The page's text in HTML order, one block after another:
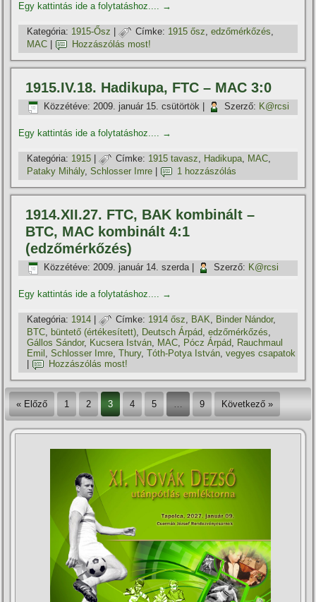
Egy kattintás ide a folytatáshoz.... →
Kategória: 1915-Ősz | Címke: 1915 ősz,edzőmérkőzés,
MAC
Hozzászólás most!
1915.IV.18. Hadikupa, FTC – MAC 3:0
Közzétéve: 2009. január 15. csütörtök Szerző: K@rcsi
Egy kattintás ide a folytatáshoz.... →
Kategória: 1915 | Címke: 1915 tavasz, Hadikupa, MAC,
Pataky Mihály,Schlosser Imre 1 hozzászólás
1914.XII.27. FTC, BAK kombinált –
BTC, MAC kombinált 4:1
(edzőmérkőzés)
Közzétéve: 2009. január 14. szerda| Szerző: K@rcsi
Egy kattintás ide a folytatáshoz.... →
Kategória: 1914 | Címke: 1914 ősz, BAK, Binder Nándor,
BTC, büntető (értékesí­tett), Deutsch Árpád,edzőmérkőzés,
Gállos Sándor, Kucsera István, MAC, Pócz Árpád, Rauchmaul
Emil ,Schlosser Imre,Thury,Tóth-Potya István,vegyes csapatok
Hozzászólás most!
« Előző 1 2 3 4 5 … 9 Következő »